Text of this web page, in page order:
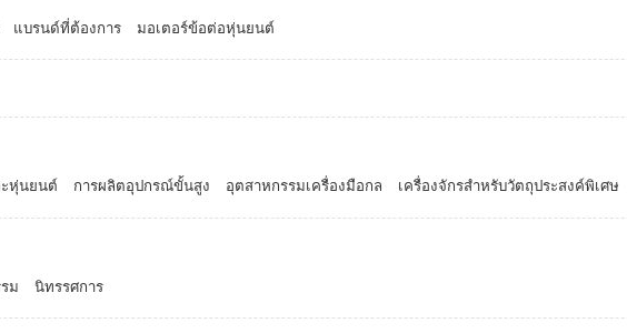
แบรนด์ที่ต้องการ มอเตอร์ข้อต่อหุ่นยนต์
หุ่นยนต์ การผลิตอุปกรณ์ขั้นสูง อุตสาหกรรมเครื่องมือกล เครื่องจักรสำหรับวัตถุประสงค์พิเศษ
ม นิทรรศการ